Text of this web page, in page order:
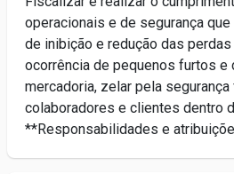
operacionais e de segurança
de inibição e redução das
ocorrência de pequenos furtos e
mercadoria, zelar pela
colaboradores e clientes dentro
**Responsabilidades e